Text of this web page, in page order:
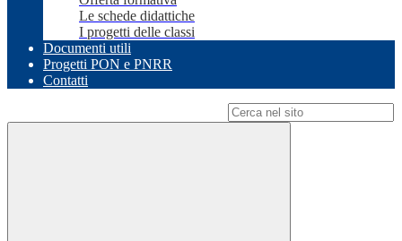
Le schede didattiche
I progetti delle classi
Documenti utili
Progetti PON e PNRR
Contatti